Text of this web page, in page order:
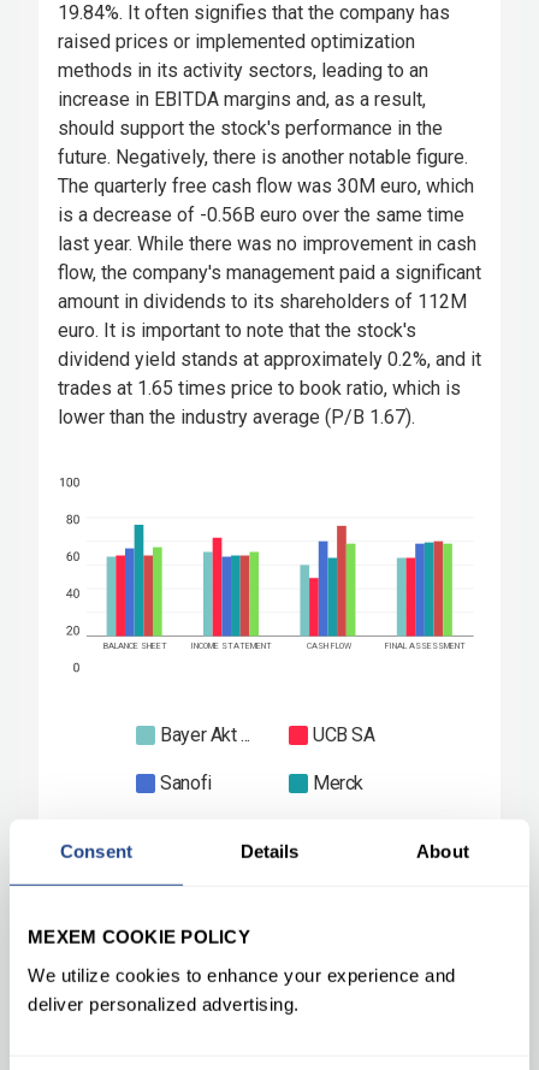
Consent Details About
MEXEM COOKIE POLICY
We utilize cookies to enhance your experience and
deliver personalized advertising.